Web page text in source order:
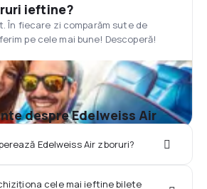
ieftine?
În fiecare zi comparăm sute de
pe cele mai bune! Descoperă!
despre Edelweiss Air
Edelweiss Air zboruri?
cele mai ieftine bilete